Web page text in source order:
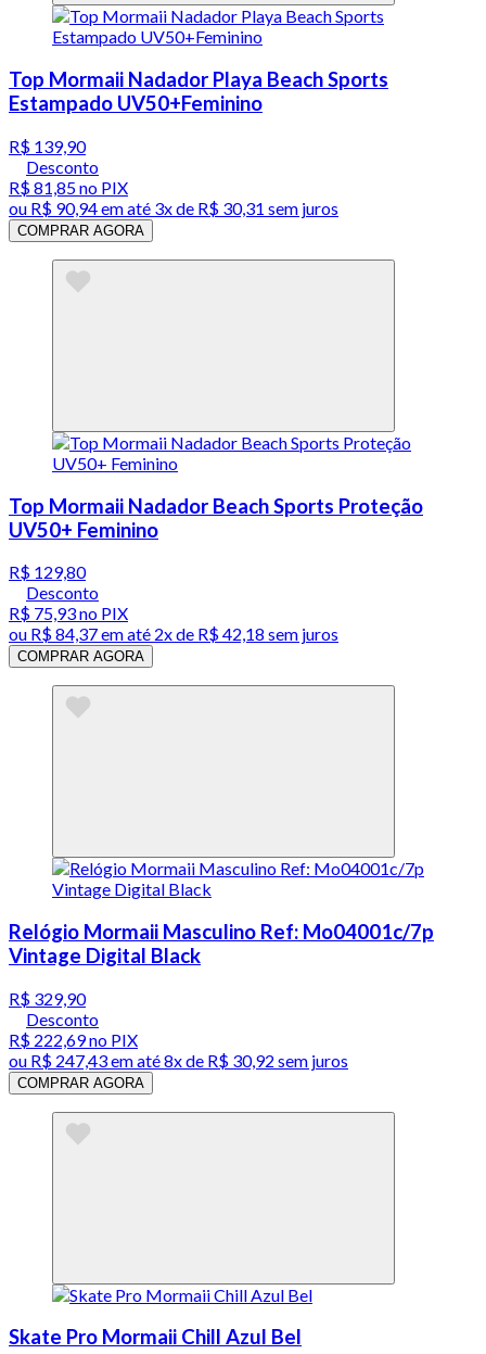
Top Mormaii Nadador Playa Beach Sports
Estampado UV50+Feminino
R$ 139,90
Desconto
R$ 81,85no PIX
ou R$ 90,94em até 3x de R$ 30,31 sem juros
COMPRAR AGORA
Top Mormaii Nadador Beach Sports Proteção
UV50+ Feminino
R$ 129,80
Desconto
R$ 75,93no PIX
ou R$ 84,37em até 2x de R$ 42,18 sem juros
COMPRAR AGORA
Relógio Mormaii Masculino Ref: Mo04001c/7p
Vintage Digital Black
R$ 329,90
Desconto
R$ 222,69no PIX
ou R$ 247,43em até8x de R$ 30,92 sem juros
COMPRAR AGORA
Skate Pro Mormaii Chill Azul Bel